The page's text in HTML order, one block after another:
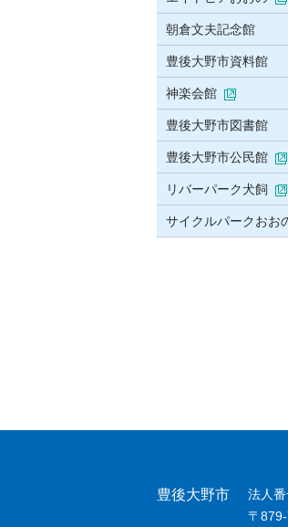
朝倉文夫記念館
豊後大野市資料館
神楽会館
豊後大野市図書館
豊後大野市公民館
リバーパーク犬飼
サイクルパークおお
豊後大野市
法人
〒